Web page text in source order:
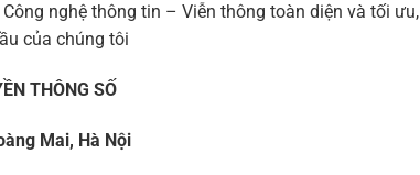
nghệ thông tin – Viễn thông toàn diện và tối ưu,
của chúng tôi
THÔNG SỐ
Mai, Hà Nội